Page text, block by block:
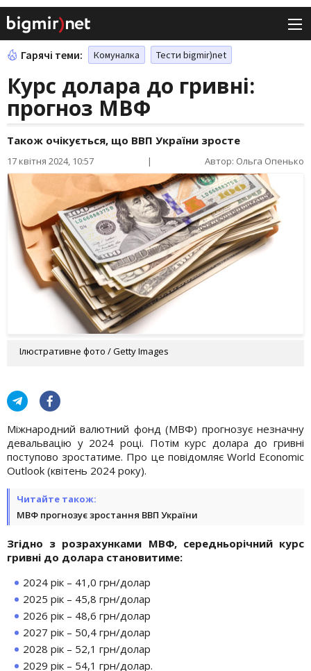
Гарячі теми: Комуналка Тести bigmir)net
Курс долара до гривні:
прогноз МВФ
Також очікується, що ВВП України зросте
17 квітня 2024, 10:57 | Автор: Ольга Опенько
Ілюстративне фото / Getty Images
Міжнародний валютний фонд (МВФ) прогнозує незначну
девальвацію у 2024 році. Потім курс долара до гривні
поступово зростатиме. Про це повідомляє World Economic
Outlook (квітень 2024 року).
Читайте також:
МВФ прогнозує зростання ВВП України
Згідно з розрахунками МВФ, середньорічний курс
гривні до долара становитиме:
2024 рік – 41,0 грн/долар
2025 рік – 45,8 грн/долар
2026 рік – 48,6 грн/долар
2027 рік – 50,4 грн/долар
2028 рік – 52,1 грн/долар
2029 рік – 54,1 грн/долар.